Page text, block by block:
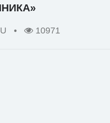
• 10971